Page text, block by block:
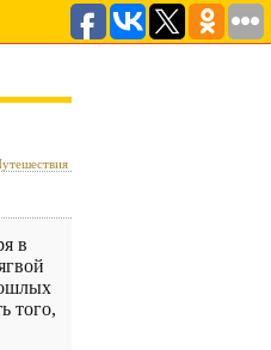
в
того,